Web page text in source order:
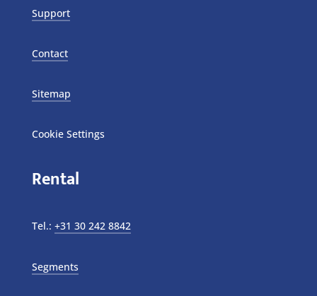
Support
Contact
Sitemap
Cookie Settings
Rental
Tel.: +31 30 242 8842
Segments